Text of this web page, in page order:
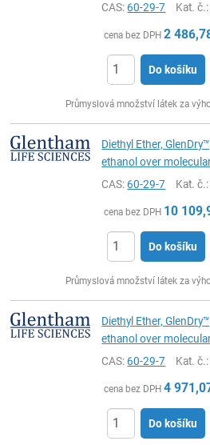
CAS:60-29-7 Kat. č.
cena bez DPH 2
Do košíku
Průmyslová množství látek za
Diethyl Ether,
ethanol over
CAS:60-29-7 Kat. č.
cena bez DPH 10
Do košíku
Průmyslová množství látek za
Diethyl Ether,
ethanol over
CAS:60-29-7 Kat. č.
cena bez DPH 4
Do košíku